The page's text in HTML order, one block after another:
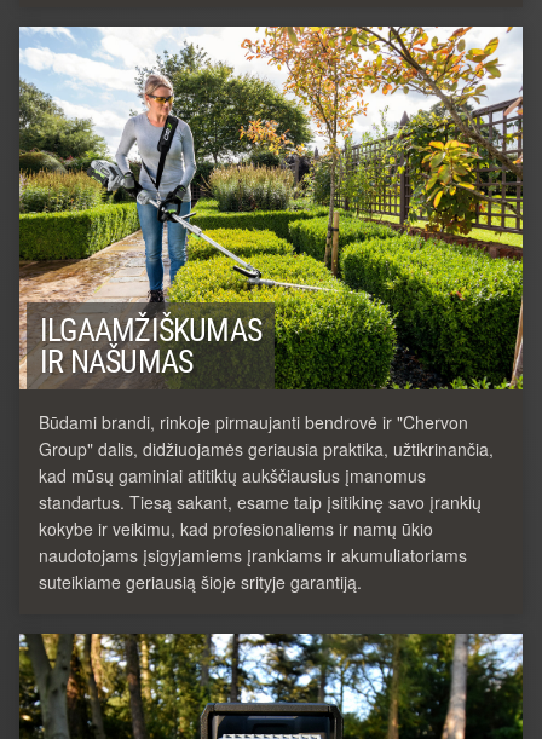
ILGAAMŽIŠKUMAS
IR NAŠUMAS
Būdami brandi, rinkoje pirmaujanti bendrovė ir "Chervon
Group" dalis, didžiuojamės geriausia praktika, užtikrinančia,
kad mūsų gaminiai atitiktų aukščiausius įmanomus
standartus. Tiesą sakant, esame taip įsitikinę savo įrankių
kokybe ir veikimu, kad profesionaliems ir namų ūkio
naudotojams įsigyjamiems įrankiams ir akumuliatoriams
suteikiame geriausią šioje srityje garantiją.